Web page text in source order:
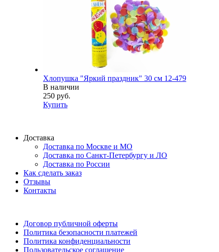
Хлопушка "Яркий праздник" 30 см 12-479
В наличии
250 руб.
Купить
Доставка
Доставка по Москве и МО
Доставка по Санкт-Петербургу и ЛО
Доставка по России
Как сделать заказ
Отзывы
Контакты
Договор публичной оферты
Политика безопасности платежей
Политика конфиденциальности
Пользовательское соглашение